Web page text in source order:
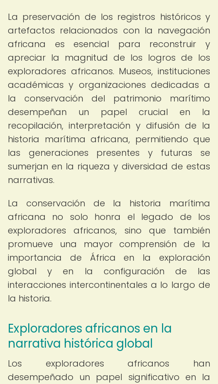
La preservación de los registros históricos y
artefactos relacionados con la navegación
africana es esencial para reconstruir y
apreciar la magnitud de los logros de los
exploradores africanos. Museos, instituciones
académicas y organizaciones dedicadas a
la conservación del patrimonio marítimo
desempeñan un papel crucial en la
recopilación, interpretación y difusión de la
historia marítima africana, permitiendo que
las generaciones presentes y futuras se
sumerjan en la riqueza y diversidad de estas
narrativas.
La conservación de la historia marítima
africana no solo honra el legado de los
exploradores africanos, sino que también
promueve una mayor comprensión de la
importancia de África en la exploración
global y en la configuración de las
interacciones intercontinentales a lo largo de
la historia.
Exploradores africanos en la
narrativa histórica global
Los exploradores africanos han
desempeñado un papel significativo en la